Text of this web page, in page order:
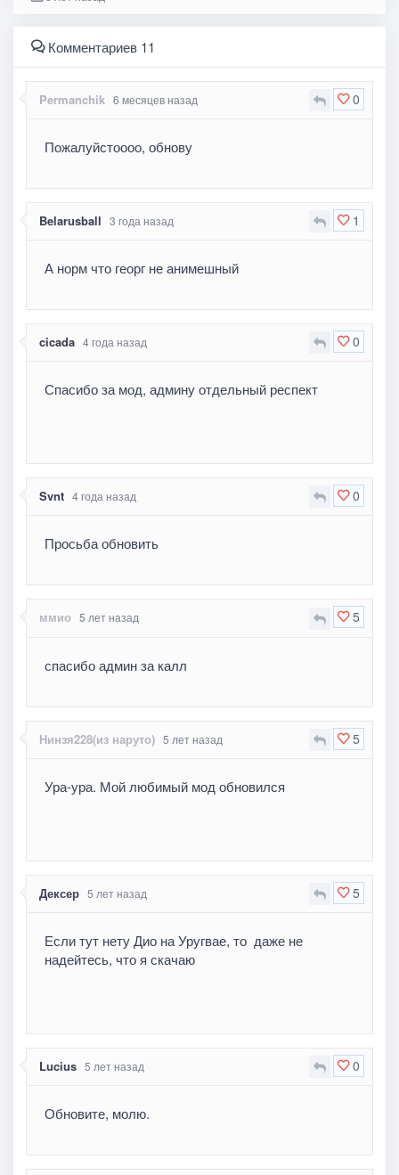
Комментариев 11
0
Permanchik 6 месяцев назад
Пожалуйстоооо, обнову
1
Belarusball 3 года назад
А норм что георг не анимешный
0
cicada 4 года назад
Спасибо за мод, админу отдельный респект
0
Svnt 4 года назад
Просьба обновить
5
ммио 5 лет назад
спасибо админ за калл
5
Нинзя228(из наруто) 5 лет назад
Ура-ура. Мой любимый мод обновился
5
Дексер 5 лет назад
Если тут нету Дио на Уругвае, то даже не
надейтесь, что я скачаю
0
Lucius 5 лет назад
Обновите, молю.